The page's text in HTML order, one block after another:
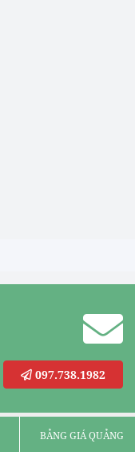
097.738.1982
BẢNG GIÁ QUẢNG